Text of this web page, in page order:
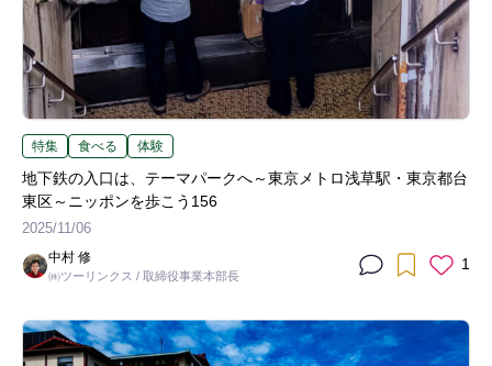
特集 食べる 体験
地下鉄の入口は、テーマパークへ～東京メトロ浅草駅・東京都台
東区～ニッポンを歩こう156
2025/11/06
中村 修
㈱ツーリンクス / 取締役事業本部長
1